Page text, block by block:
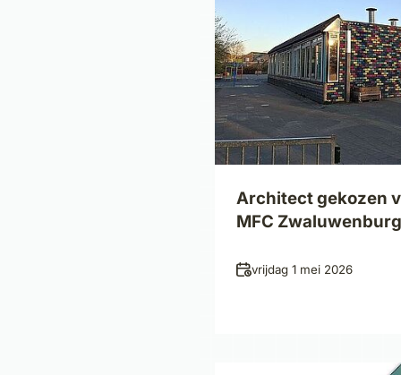
Architect gekozen
MFC Zwaluwenburg
Datum
vrijdag 1 mei 2026